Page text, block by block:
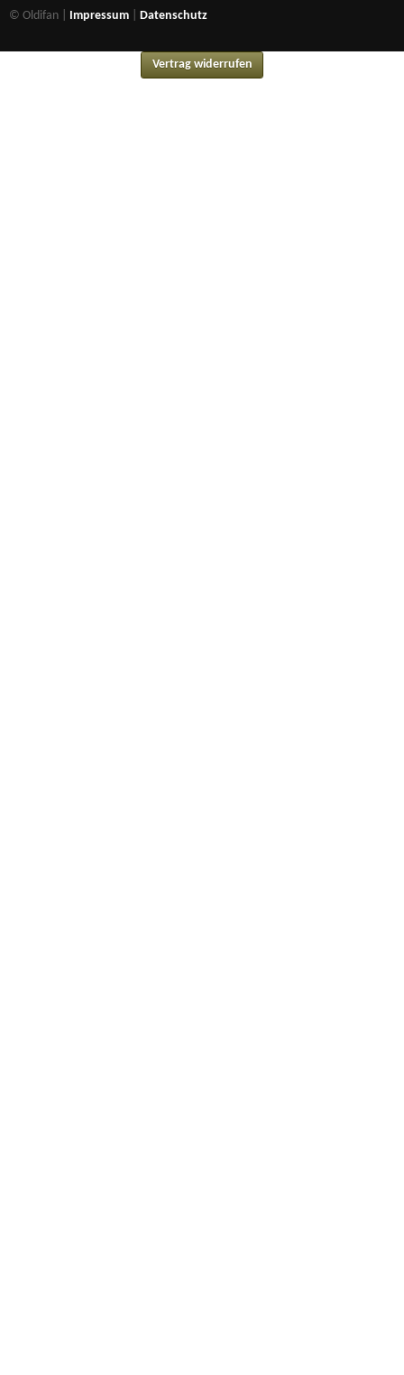
© Oldifan | Impressum Datenschutz
Vertrag widerrufen